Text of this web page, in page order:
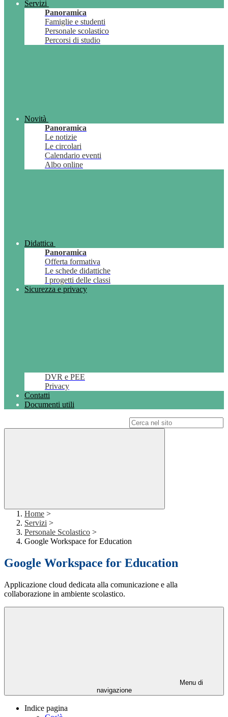
Servizi
Panoramica
Famiglie e studenti
Personale scolastico
Percorsi di studio
Novità
Panoramica
Le notizie
Le circolari
Calendario eventi
Albo online
Didattica
Panoramica
Offerta formativa
Le schede didattiche
I progetti delle classi
Sicurezza e privacy
DVR e PEE
Privacy
Contatti
Documenti utili
Home >
Servizi >
Personale Scolastico >
Google Workspace for Education
Google Workspace for Education
Applicazione cloud dedicata alla comunicazione e alla
collaborazione in ambiente scolastico.
Menu di
navigazione
Indice pagina